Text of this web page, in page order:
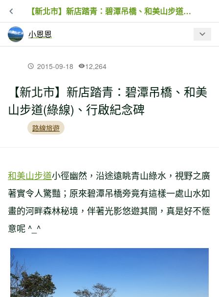
【新北市】新店踏青：碧潭吊橋、和美山步道(綠線)、行啟紀念碑
小恩恩
最新文章
【台中】夕照花樑橋：后豐鐵馬道~~
【苗栗】英才書院探東社：北勢溪親水
2015-09-18 12,264
【新北市】新店踏青：碧潭吊橋、和美
山步道(綠線)、行啟紀念碑
路線旅遊
和美山步道小徑幽然，沿途遠眺青山綠水，視野之廣
著實令人驚豔；原來碧潭吊橋旁竟有這樣一處山水如
畫的河畔森林秘境，伴著光影悠遊其間，真是好不愜
意呢 ^_^